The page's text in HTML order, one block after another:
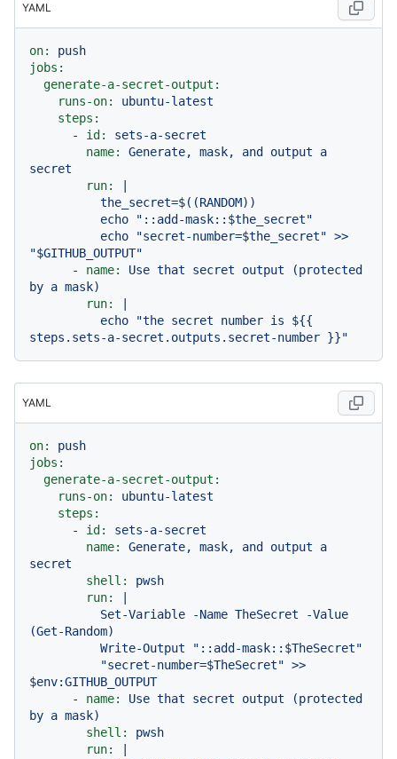
YAML
on:
push
jobs:
generate-a-secret-output:
runs-on:
ubuntu-latest
steps:
-
id:
sets-a-secret
name:
Generate, mask, and output
a
secret
run:
-
name: Use that secret output
(protected
by a mask)
run:
YAML
on:
push
jobs:
generate-a-secret-output:
runs-on:
ubuntu-latest
steps:
-
id:
sets-a-secret
name:
Generate, mask, and output
a
secret
shell:
pwsh
run:
(Get-Random)
-
name: Use that secret output
(protected
by a mask)
shell:
pwsh
run: